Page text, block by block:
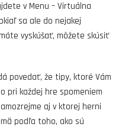
v Menu – Virtuálna
sa ale do nejakej
vyskúšať, môžete skúsiť
povedať, že tipy, ktoré Vám
pri každej hre spomeniem
aj v ktorej herni
podľa toho, ako sú